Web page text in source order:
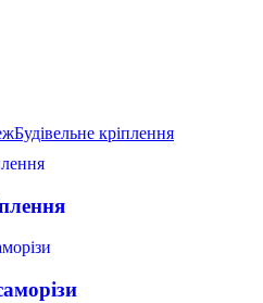
Будівельне кріплення